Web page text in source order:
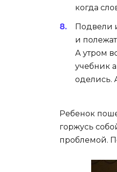
когда
Подвели
и
А утром
учебник
оделись.
Ребенок
горжусь
проблемой.